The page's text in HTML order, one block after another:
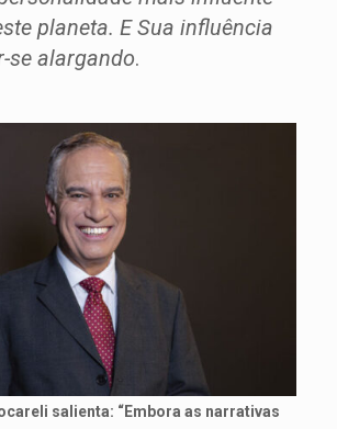
planeta. E Sua influência
se alargando.
salienta: “Embora as narrativas